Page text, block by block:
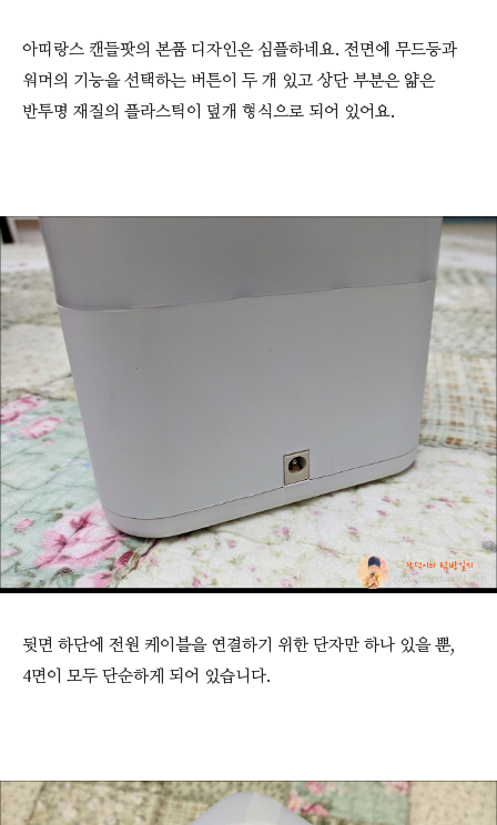
아띠랑스 캔들팟의 본품 디자인은 심플하네요. 전면에 무드등과
워머의 기능을 선택하는 버튼이 두 개 있고 상단 부분은 얇은
반투명 재질의 플라스틱이 덮개 형식으로 되어 있어요.
뒷면 하단에 전원 케이블을 연결하기 위한 단자만 하나 있을 뿐,
4면이 모두 단순하게 되어 있습니다.